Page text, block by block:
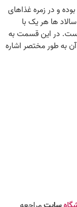
و در زمره غذاهای
ها هر یک با
است. در این قسمت به
به‌ طور مختصر اشاره